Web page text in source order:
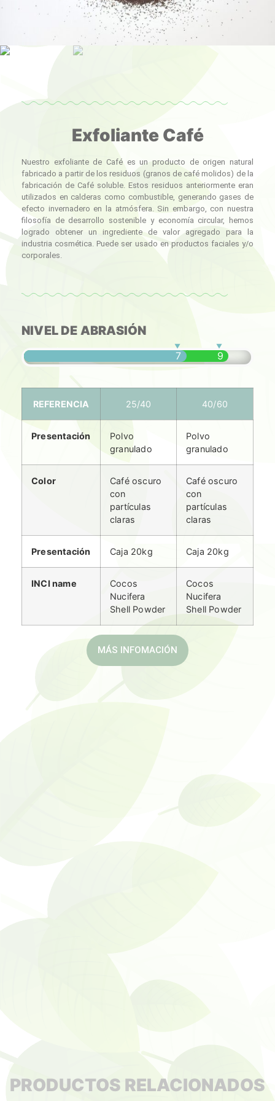
Exfoliante Café
Nuestro exfoliante de Café es un producto de origen natural
fabricado a partir de los residuos (granos de café molidos) de la
fabricación de Café soluble. Estos residuos anteriormente eran
utilizados en calderas como combustible, generando gases de
efecto invernadero en la atmósfera. Sin embargo, con nuestra
filosofía de desarrollo sostenible y economía circular, hemos
logrado obtener un ingrediente de valor agregado para la
industria cosmética. Puede ser usado en productos faciales y/o
corporales.
NIVEL DE ABRASIÓN
7 9
REFERENCIA 25/40 40/60
Presentación
Polvo
granulado
Polvo
granulado
Color
Café oscuro
con
partículas
claras
Café oscuro
con
partículas
claras
Presentación Caja 20kg Caja 20kg
INCI name
Cocos
Nucifera
Shell Powder
Cocos
Nucifera
Shell Powder
MÁS INFOMACIÓN
PRODUCTOS RELACIONADOS